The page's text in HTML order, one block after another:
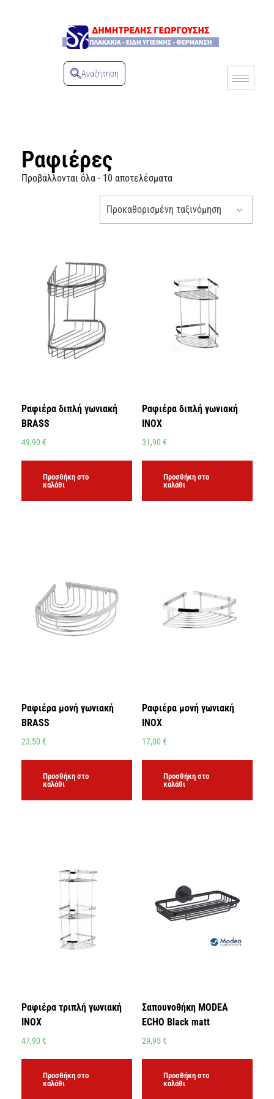
Αναζήτηση
Ραφιέρες
Προβάλλονται όλα - 10 αποτελέσματα
Ραφιέρα διπλή γωνιακή
BRASS
49,90 €
Προσθήκη στο
καλάθι
Ραφιέρα διπλή γωνιακή
INOX
31,90 €
Προσθήκη στο
καλάθι
Ραφιέρα μονή γωνιακή
BRASS
23,50 €
Προσθήκη στο
καλάθι
Ραφιέρα μονή γωνιακή
INOX
17,00 €
Προσθήκη στο
καλάθι
Ραφιέρα τριπλή γωνιακή
INOX
47,90 €
Προσθήκη στο
καλάθι
Σαπουνοθήκη MODEA
ECHO Black matt
29,95€
Προσθήκη στο
καλάθι